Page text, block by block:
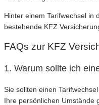
Hinter einem Tarifwechsel in
bestehende KFZ
FAQs zur KFZ
1. Warum sollte ich
Sie sollten einen
Ihre persönlichen Umstände